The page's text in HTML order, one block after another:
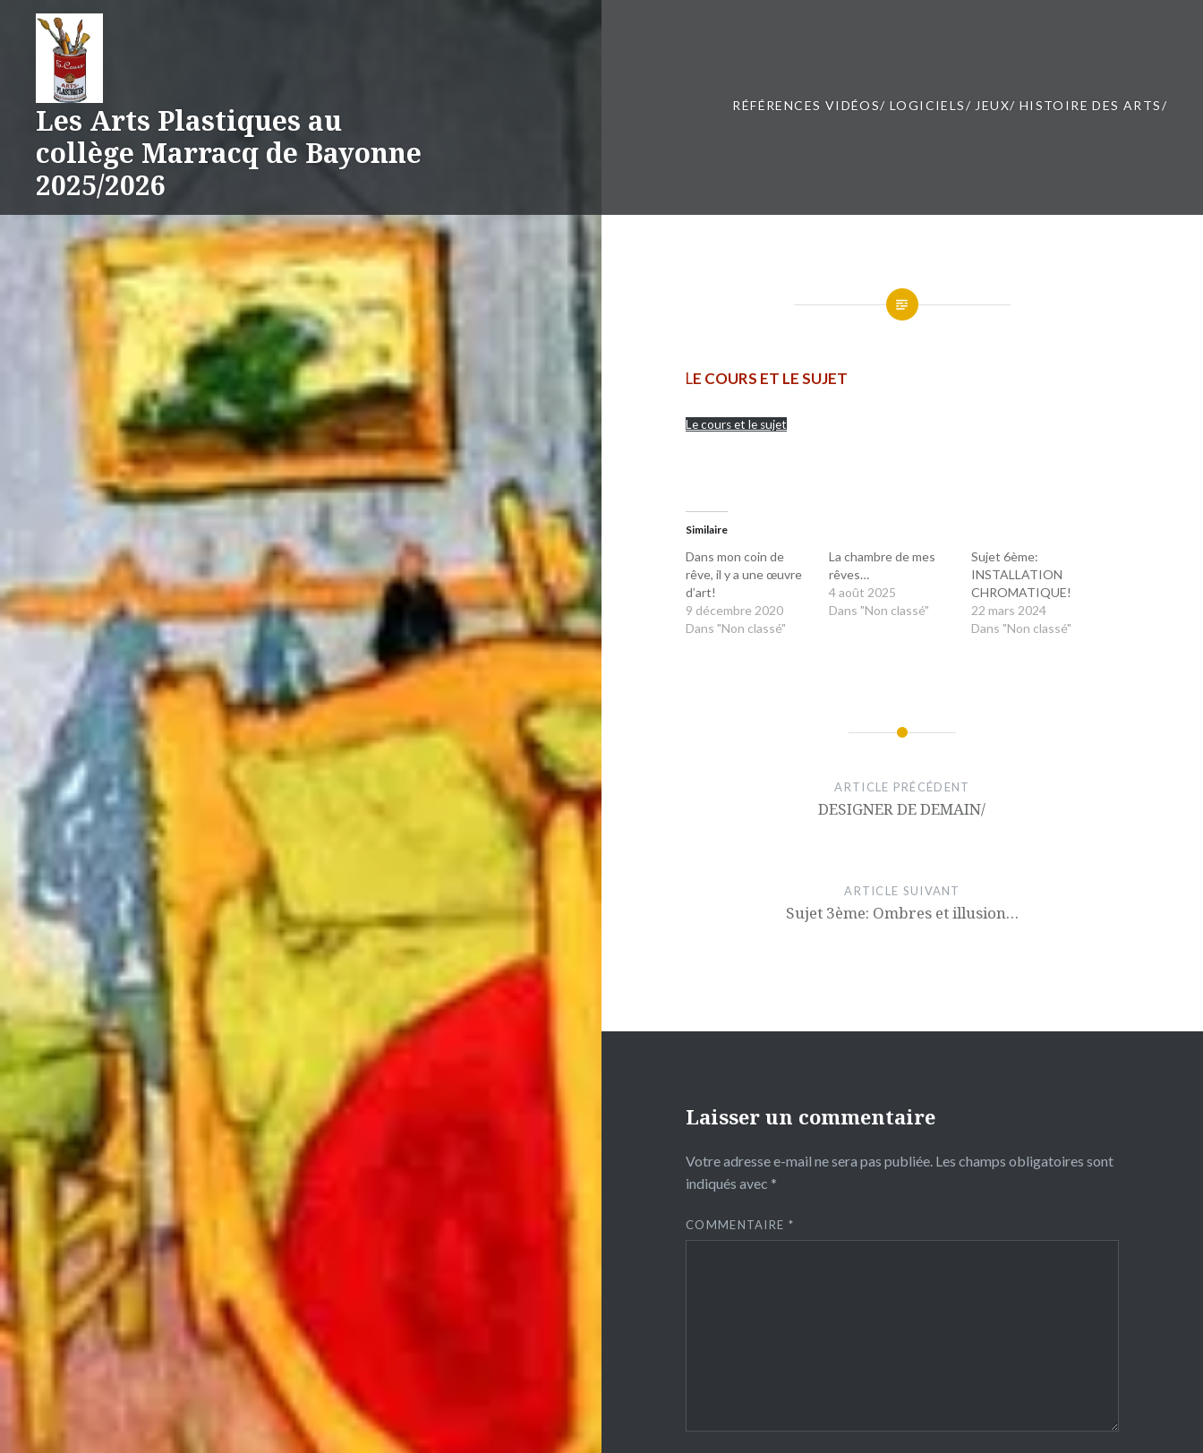
Les Arts Plastiques au
collège Marracq de Bayonne
2025/2026
RÉFÉRENCES VIDÉOS/ LOGICIELS/ JEUX/ HISTOIRE DES ARTS/
LE COURS ET LE SUJET
Le cours et le sujet
Similaire
Dans mon coin de
rêve, il y a une œuvre
d’art!
9 décembre 2020
Dans "Non classé"
La chambre de mes
rêves…
4 août 2025
Dans "Non classé"
Sujet 6ème:
INSTALLATION
CHROMATIQUE!
22 mars 2024
Dans "Non classé"
de
l’article
ARTICLE PRÉCÉDENT
DESIGNER DE DEMAIN/
ARTICLE SUIVANT
Sujet 3ème: Ombres et illusion…
Laisser un commentaire
Votre adresse e-mail ne sera pas publiée. Les champs obligatoires sont
indiqués avec *
COMMENTAIRE *